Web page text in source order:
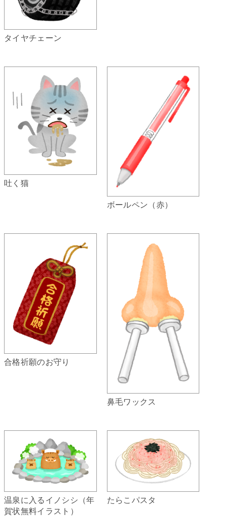
タイヤチェーン
吐く猫
ボールペン（赤）
合格祈願のお守り
鼻毛ワックス
温泉に入るイノシシ（年
賀状無料イラスト）
たらこパスタ